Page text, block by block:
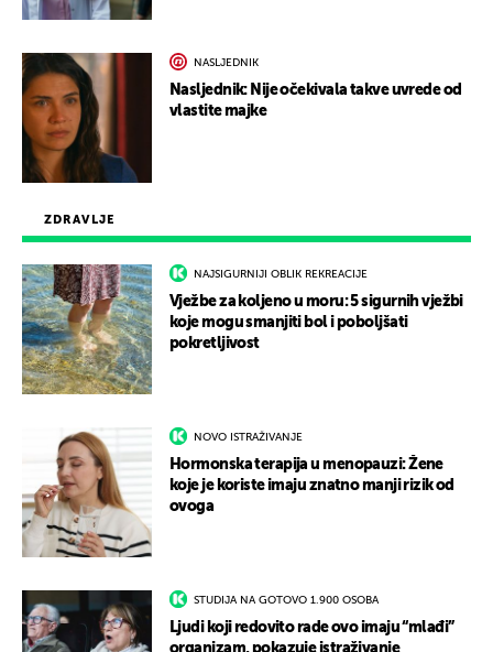
ZDRAVLJE
NAJSIGURNIJI OBLIK REKREACIJE
Vježbe za koljeno u moru: 5 sigurnih vježbi
koje mogu smanjiti bol i poboljšati
pokretljivost
NOVO ISTRAŽIVANJE
Hormonska terapija u menopauzi: Žene
koje je koriste imaju znatno manji rizik od
ovoga
STUDIJA NA GOTOVO 1.900 OSOBA
Ljudi koji redovito rade ovo imaju “mlađi”
organizam, pokazuje istraživanje
NASLJEDNIK
Nasljednik: Nije očekivala takve uvrede od
vlastite majke